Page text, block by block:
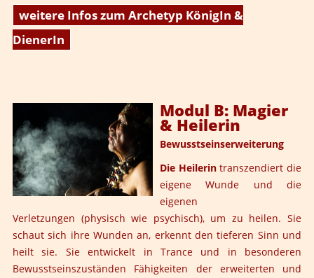
weitere Infos zum Archetyp KönigIn &
DienerIn
Modul B: Magier
& Heilerin
Bewusstseinserweiterung
Die Heilerintranszendiert die
eigene Wunde und die
eigenen
Verletzungen (physisch wie psychisch), um zu heilen. Sie
schaut sich ihre Wunden an, erkennt den tieferen Sinn und
heilt sie. Sie entwickelt in Trance und in besonderen
Bewusstseinszuständen Fähigkeiten der erweiterten und